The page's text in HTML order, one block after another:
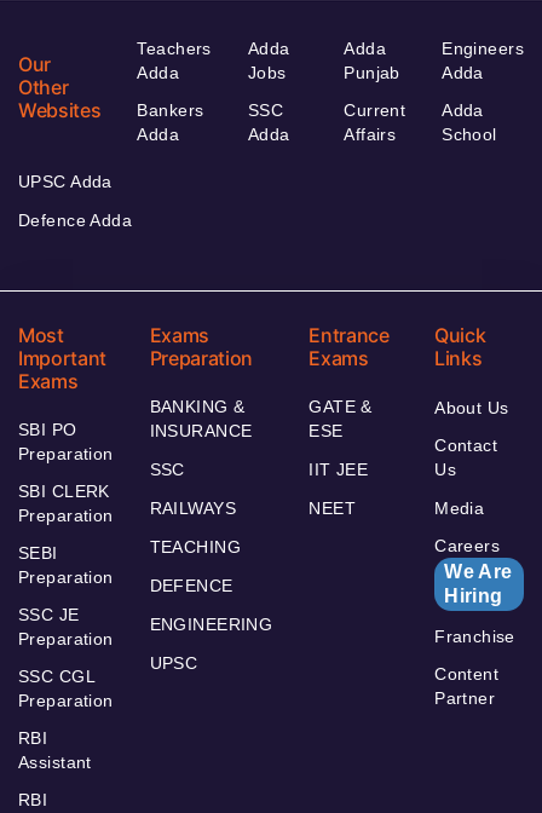
Our
Other
Websites
Teachers
Adda
Bankers
Adda
Adda
Jobs
SSC
Adda
Adda
Punjab
Current
Affairs
Engineers
Adda
Adda
School
UPSC Adda
Defence Adda
Most
Important
Exams
SBI PO
Preparation
SBI CLERK
Preparation
SEBI
Preparation
SSC JE
Preparation
SSC CGL
Preparation
RBI
Assistant
RBI
Exams
Preparation
BANKING &
INSURANCE
SSC
RAILWAYS
TEACHING
DEFENCE
ENGINEERING
UPSC
Entrance
Exams
GATE &
ESE
IIT JEE
NEET
Quick
Links
About Us
Contact
Us
Media
Careers
We Are
Hiring
Franchise
Content
Partner